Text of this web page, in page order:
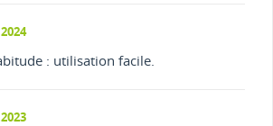
: utilisation facile.